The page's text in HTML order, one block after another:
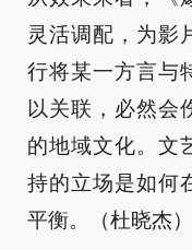
灵活调配，为影
行将某一方言与
以关联，必然会
的地域文化。文
持的立场是如何
平衡。（杜晓杰）